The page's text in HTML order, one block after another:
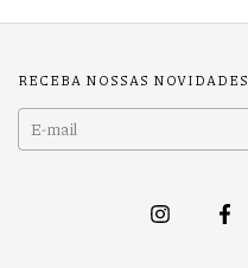
RECEBA NOSSAS NOVIDADES